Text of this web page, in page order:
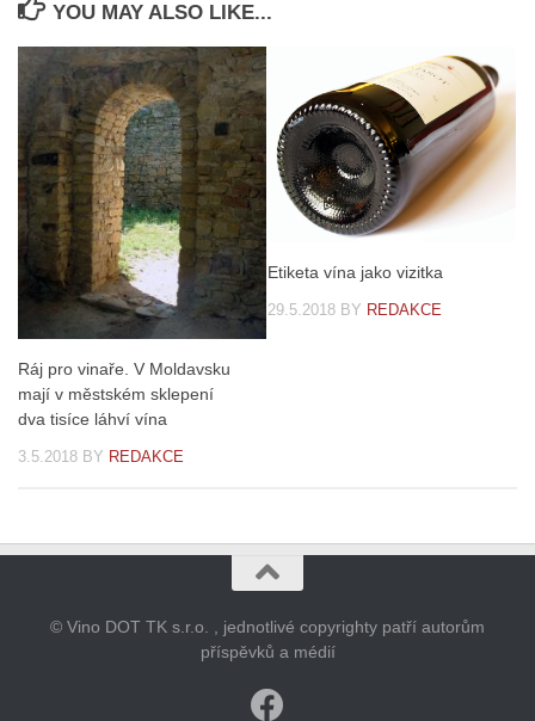
YOU MAY ALSO LIKE...
Ráj pro vinaře. V Moldavsku
mají v městském sklepení
dva tisíce láhví vína
3.5.2018 BY REDAKCE
Etiketa vína jako vizitka
29.5.2018 BY REDAKCE
© Vino DOT TK s.r.o. , jednotlivé copyrighty patří autorům
příspěvků a médií